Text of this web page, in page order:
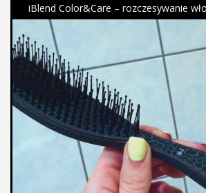
iBlend Color&Care – rozczesywanie